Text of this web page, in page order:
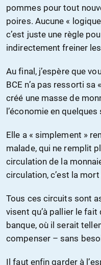
pommes pour tout
poires. Aucune «
c’est juste une règle
indirectement freiner
Au final, j’espère que
BCE n’a pas ressorti sa
créé une masse de
l’économie en quelques
Elle a « simplement »
malade, qui ne remplit
circulation de la
circulation, c’est la
Tous ces circuits sont
visent qu’à pallier le fait
banque, où il serait
compenser – sans
Il faut enfin garder à